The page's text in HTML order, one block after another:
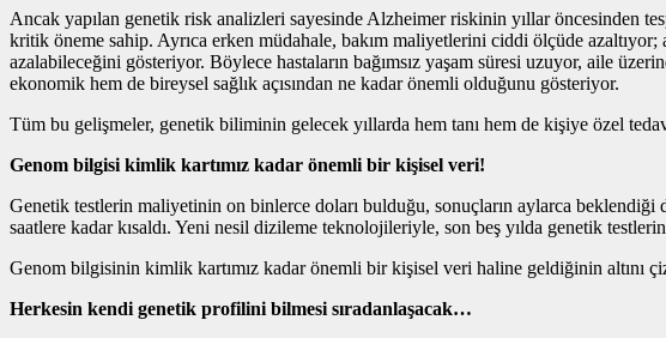
Ancak yapılan genetik risk analizleri sayesinde Alzheimer riskinin yıllar öncesinden
kritik öneme sahip. Ayrıca erken müdahale, bakım maliyetlerini ciddi ölçüde
azalabileceğini gösteriyor. Böylece hastaların bağımsız yaşam süresi uzuyor, aile
ekonomik hem de bireysel sağlık açısından ne kadar önemli olduğunu gösteriyor.
Tüm bu gelişmeler, genetik biliminin gelecek yıllarda hem tanı hem de kişiye özel
Genom bilgisi kimlik kartımız kadar önemli bir kişisel veri!
Genetik testlerin maliyetinin on binlerce doları bulduğu, sonuçların aylarca
saatlere kadar kısaldı. Yeni nesil dizileme teknolojileriyle, son beş yılda genetik
Genom bilgisinin kimlik kartımız kadar önemli bir kişisel veri haline geldiğinin altını
Herkesin kendi genetik profilini bilmesi sıradanlaşacak…